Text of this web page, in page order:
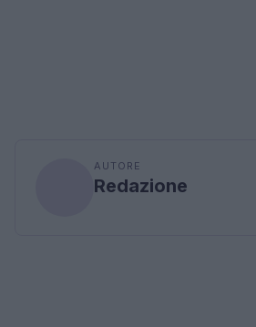
AUTORE
Redazione